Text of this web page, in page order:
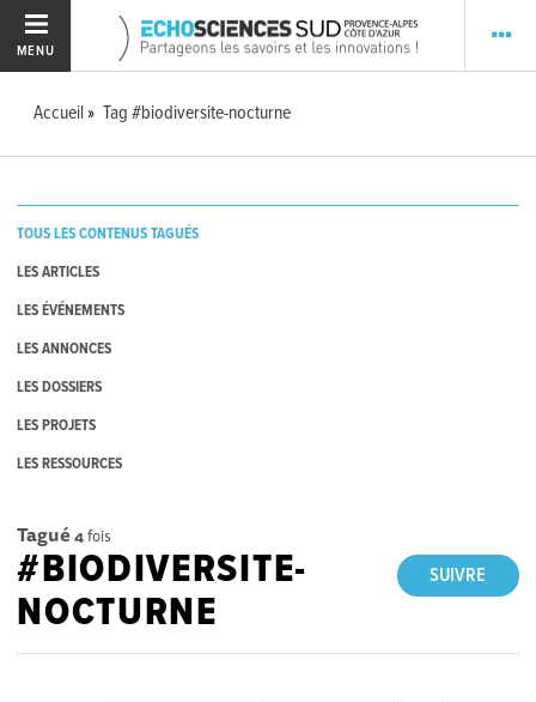
MENU
Accueil Tag #biodiversite-nocturne
TOUS LES CONTENUS TAGUÉS
LES ARTICLES
LES ÉVÉNEMENTS
LES ANNONCES
LES DOSSIERS
LES PROJETS
LES RESSOURCES
Tagué 4fois
SUIVRE
#BIODIVERSITE-
NOCTURNE